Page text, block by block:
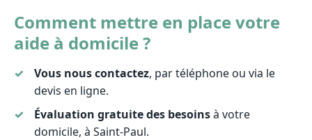
Comment mettre en place votre
aide à domicile ?
Vous nous contactez, par téléphone ou via le
devis en ligne.
Évaluation gratuite des besoinsà votre
domicile, à Saint-Paul.